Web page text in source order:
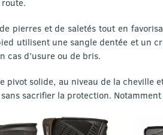
pierres et de saletés tout en
utilisent une sangle dentée et un
cas d’usure ou de bris.
solide, au niveau de la cheville
sacrifier la protection. Notamment